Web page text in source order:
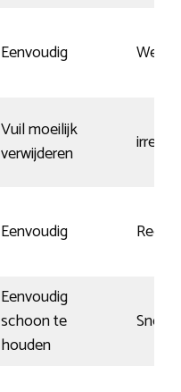
Eenvoudig
Vuil moeilijk
verwijderen
Eenvoudig
Eenvoudig
schoon te
houden
Snel